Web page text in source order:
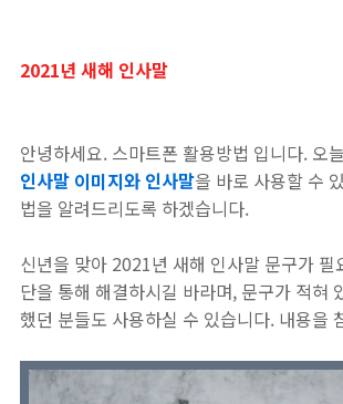
2021년 새해 인사말
안녕하세요. 스마트폰 활용방법 입니다. 오
인사말 이미지와 인사말을 바로 사용할 수
법을 알려드리도록 하겠습니다.
신년을 맞아 2021년 새해 인사말 문구가 필
단을 통해 해결하시길 바라며, 문구가 적혀
했던 분들도 사용하실 수 있습니다. 내용을